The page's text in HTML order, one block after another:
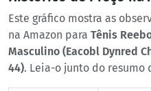
Este gráfico mostra as
na Amazon para Tênis
Masculino (Eacobl Dynred
44). Leia-o junto do resumo